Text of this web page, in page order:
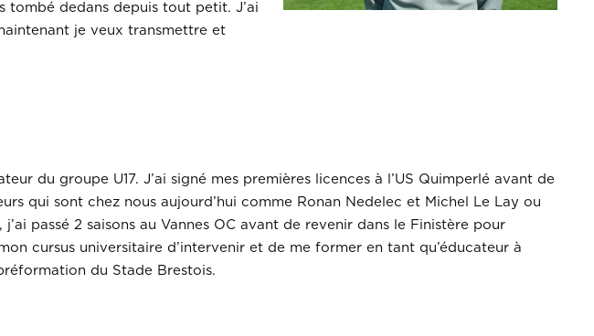
dedans depuis tout petit. J’ai
je veux transmettre et
du groupe U17. J’ai signé mes premières licences à l’US Quimperlé avant de
qui sont chez nous aujourd’hui comme Ronan Nedelec et Michel Le Lay ou
passé 2 saisons au Vannes OC avant de revenir dans le Finistère pour
cursus universitaire d’intervenir et de me former en tant qu’éducateur à
du Stade Brestois.